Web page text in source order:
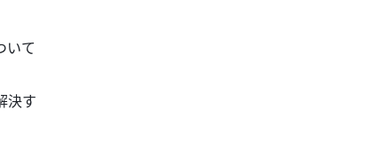
いて
決す